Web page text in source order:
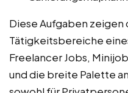
Diese Aufgaben
Tätigkeitsbereiche
Freelancer Jobs,
und die breite Palette